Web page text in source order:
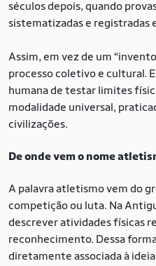
séculos depois, quando
sistematizadas e registradas
Assim, em vez de um
processo coletivo e cultural.
humana de testar limites
modalidade universal,
civilizações.
De onde vem o nome
A palavra atletismo vem do
competição ou luta. Na
descrever atividades físicas
reconhecimento. Dessa
diretamente associada à